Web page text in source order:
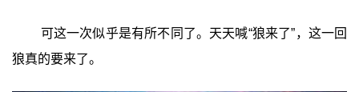
可这一次似乎是有所不同了。天天喊“狼来了”，这一回
狼真的要来了。